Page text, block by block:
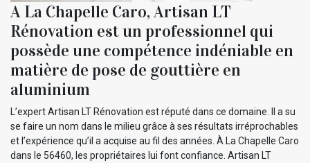
A La Chapelle Caro, Artisan LT
Rénovation est un professionnel qui
possède une compétence indéniable en
matière de pose de gouttière en
aluminium
L’expert Artisan LT Rénovation est réputé dans ce domaine. Il a su
se faire un nom dans le milieu grâce à ses résultats irréprochables
et l’expérience qu’il a acquise au fil des années. À La Chapelle Caro
dans le 56460, les propriétaires lui font confiance. Artisan LT